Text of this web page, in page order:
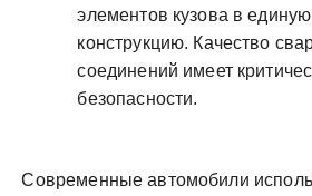
элементов кузова в
конструкцию. Качество
соединений имеет
безопасности.
Современные автомобили